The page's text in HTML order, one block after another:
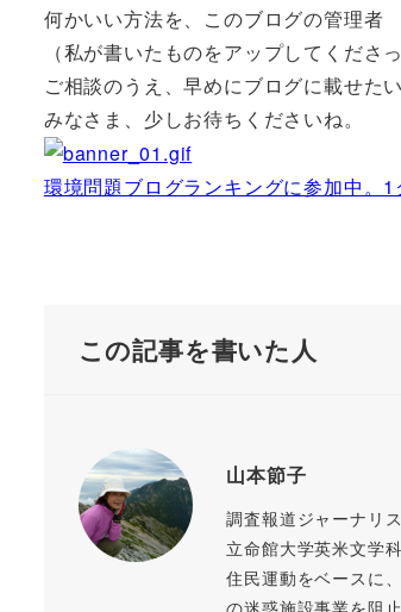
何かいい方法を、このブログの管理者
（私が書いたものをアップしてくださ
ご相談のうえ、早めにブログに載せた
みなさま、少しお待ちくださいね。
環境問題ブログランキングに参加中。1
この記事を書いた人
山本節子
調査報道ジャーナリ
立命館大学英米文学
住民運動をベースに
の迷惑施設事業を阻